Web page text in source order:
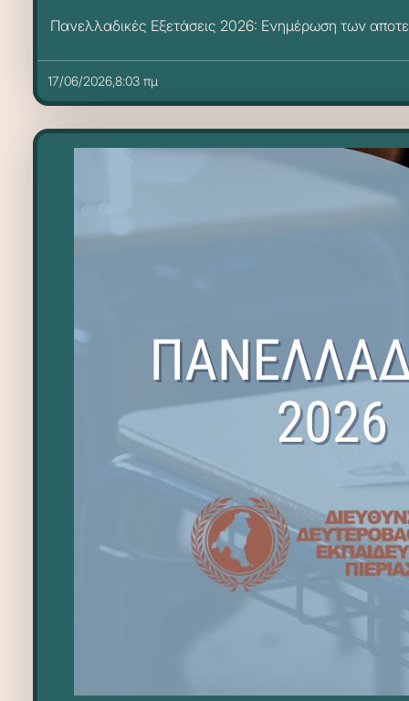
Πανελλαδικές Εξετάσεις 2026: Ενημέρωση των
17/06/2026,8:03 πμ